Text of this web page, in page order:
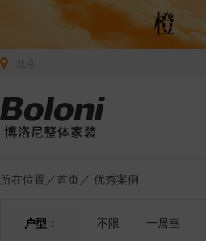
所在位置／首页 ／ 优秀案例
户型： 不限 一居室